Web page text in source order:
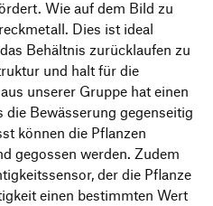
Wie auf dem Bild zu
Dies ist ideal
Behältnis zurücklaufen zu
und halt für die
unserer Gruppe hat einen
Bewässerung gegenseitig
können die Pflanzen
gegossen werden. Zudem
der die Pflanze
einen bestimmten Wert